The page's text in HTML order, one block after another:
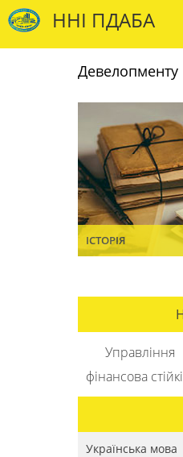
ННІ ПДАБА
Девелопменту
ІСТОРІЯ
фінансова
Українська мова